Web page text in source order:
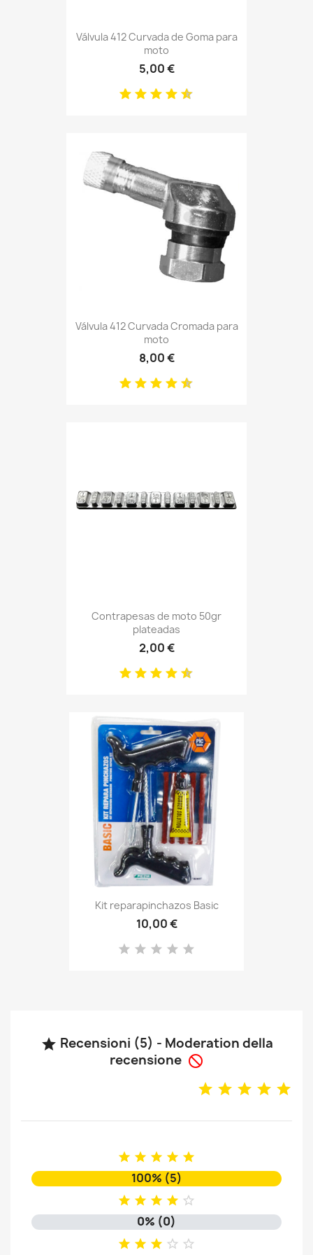
Válvula 412 Curvada de Goma para
moto
5,00 €
Válvula 412 Curvada Cromada para
moto
8,00 €
Contrapesas de moto 50gr
plateadas
2,00 €
Kit reparapinchazos Basic
10,00 €
 Recensioni (5) - Moderation della
recensione 
    
100% (5)
    
0% (0)
    